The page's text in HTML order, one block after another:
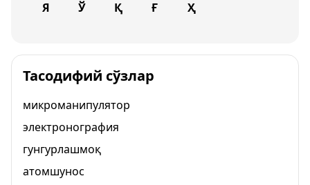
Я Ў Қ Ғ Ҳ
Тасодифий сўзлар
микроманипулятор
электронография
гунгурлашмоқ
атомшунос